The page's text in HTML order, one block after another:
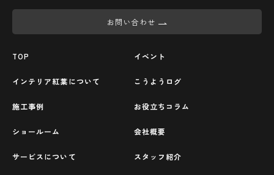
お問い合わせ
TOP
インテリア紅葉について
施工事例
ショールーム
サービスについて
イベント
こうようログ
お役立ちコラム
会社概要
スタッフ紹介